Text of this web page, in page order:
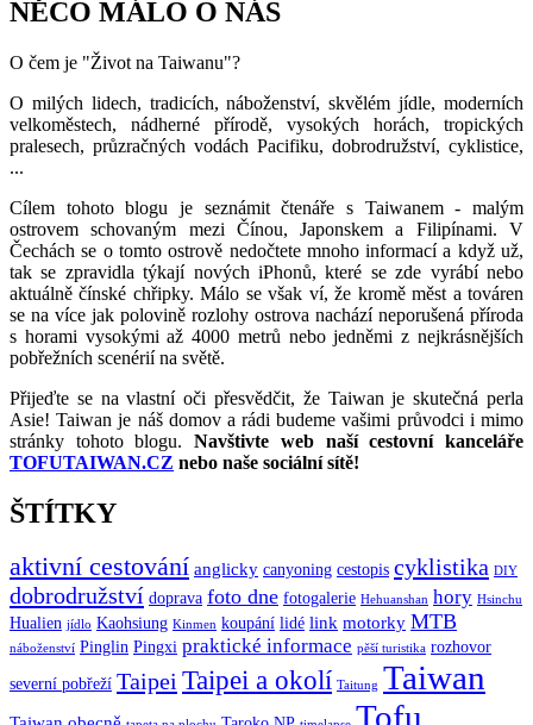
NĚCO MÁLO O NÁS
O čem je "Život na Taiwanu"?
O milých lidech, tradicích, náboženství, skvělém jídle, moderních
velkoměstech, nádherné přírodě, vysokých horách, tropických
pralesech, průzračných vodách Pacifiku, dobrodružství, cyklistice,
...
Cílem tohoto blogu je seznámit čtenáře s Taiwanem - malým
ostrovem schovaným mezi Čínou, Japonskem a Filipínami. V
Čechách se o tomto ostrově nedočtete mnoho informací a když už,
tak se zpravidla týkají nových iPhonů, které se zde vyrábí nebo
aktuálně čínské chřipky. Málo se však ví, že kromě měst a továren
se na více jak polovině rozlohy ostrova nachází neporušená příroda
s horami vysokými až 4000 metrů nebo jedněmi z nejkrásnějších
pobřežních scenérií na světě.
Přijeďte se na vlastní oči přesvědčit, že Taiwan je skutečná perla
Asie! Taiwan je náš domov a rádi budeme vašimi průvodci i mimo
stránky tohoto blogu.Navštivte web naší cestovní kanceláře
TOFUTAIWAN.CZ nebo naše sociální sítě!
ŠTÍTKY
aktivní cestování anglicky canyoning cestopis cyklistika DIY
dobrodružství doprava foto dne fotogalerie Hehuanshan hory Hsinchu
Hualien jídlo Kaohsiung Kinmen koupání lidé link motorky MTB
náboženství Pinglin Pingxi praktické informace pěší turistika rozhovor
severní pobřeží Taipei Taipei a okolí Taitung Taiwan
Tofu